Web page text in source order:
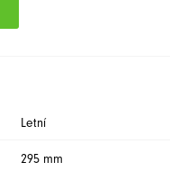
Letní
295 mm